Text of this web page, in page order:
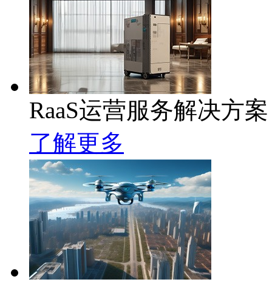
RaaS运营服务解决方案
了解更多